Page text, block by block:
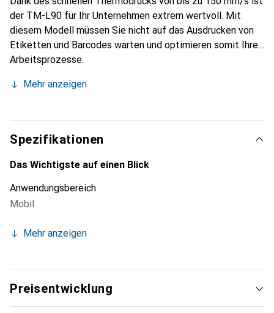
der TM-L90 für Ihr Unternehmen extrem wertvoll. Mit
diesem Modell müssen Sie nicht auf das Ausdrucken von
Etiketten und Barcodes warten und optimieren somit Ihre
Arbeitsprozesse.
Mehr anzeigen
Spezifikationen
Das Wichtigste auf einen Blick
Anwendungsbereich
Mobil
Mehr anzeigen
Preisentwicklung